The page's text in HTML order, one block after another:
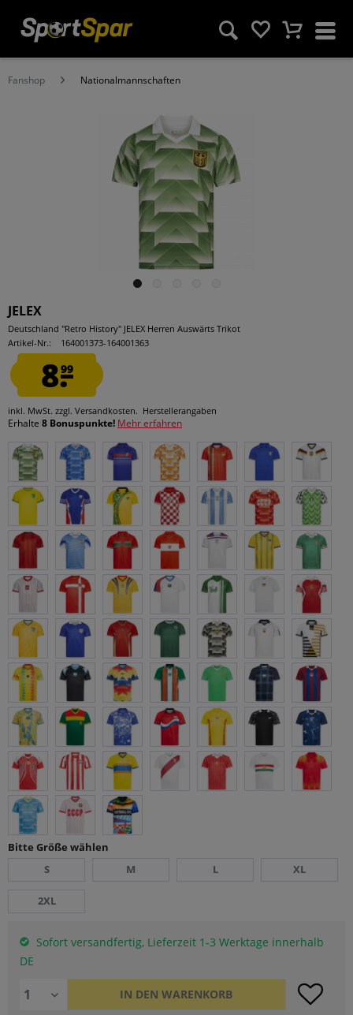
Fanshop Nationalmannschaften
JELEX
Deutschland "Retro History" JELEX Herren Auswärts Trikot
Artikel-Nr.:
164001373-164001363
8.99
inkl. MwSt. zzgl. Versandkosten. Herstellerangaben
Erhalte 8 Bonuspunkte! Mehr erfahren
Bitte Größe wählen
S
M L XL
2XL
Sofort versandfertig, Lieferzeit 1-3 Werktage innerhalb
DE
IN DEN WARENKORB